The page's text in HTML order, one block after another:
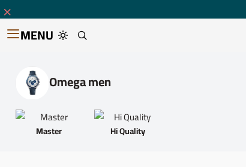
MENU
Omega men
Master Hi Quality